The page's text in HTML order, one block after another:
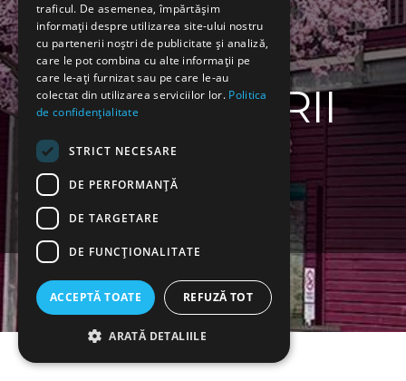
CASA
MÂNGÂIERII
traficul. De asemenea, împărtășim
informații despre utilizarea site-ului nostru
cu partenerii noștri de publicitate și analiză,
care le pot combina cu alte informații pe
care le-ați furnizat sau pe care le-au
colectat din utilizarea serviciilor lor. Politica
de confidențialitate
STRICT NECESARE
DE PERFORMANȚĂ
DE TARGETARE
DE FUNCŢIONALITATE
ACCEPTĂ TOATE REFUZĂ TOT
ARATĂ DETALIILE